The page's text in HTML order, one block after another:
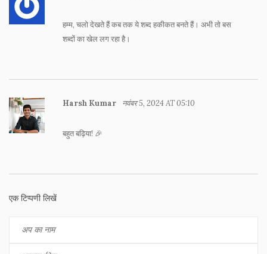
हम्म, चलो देखते हैं कब तक ये शब्द हकीकत बनते हैं। अभी तो बस
शब्दों का खेल लग रहा है।
Harsh Kumar नवंबर 5, 2024 AT 05:10
बहुत बढ़िया! 🎉
एक टिप्पणी लिखें